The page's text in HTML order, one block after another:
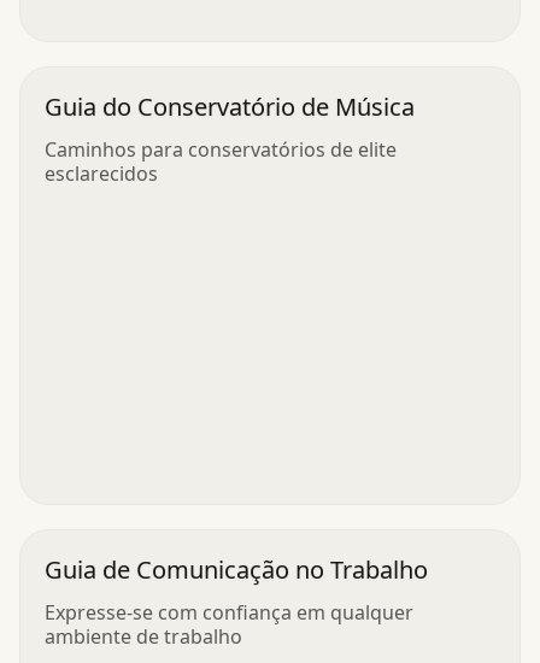
Guia do Conservatório de Música
Caminhos para conservatórios de elite
esclarecidos
Guia de Comunicação no Trabalho
Expresse-se com confiança em qualquer
ambiente de trabalho